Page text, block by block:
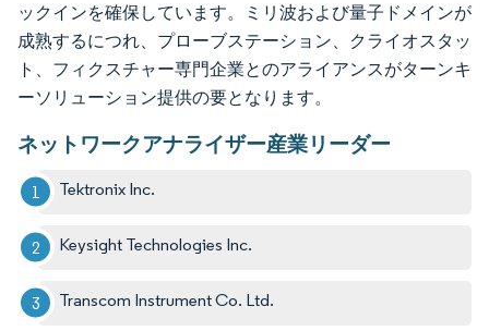
ックインを確保しています。ミリ波および量子ドメインが
成熟するにつれ、プローブステーション、クライオスタッ
ト、フィクスチャー専門企業とのアライアンスがターンキ
ーソリューション提供の要となります。
ネットワークアナライザー産業リーダー
Tektronix Inc.
Keysight Technologies Inc.
Transcom Instrument Co. Ltd.